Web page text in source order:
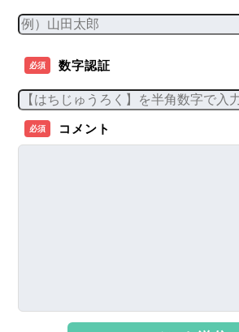
必須 数字認証
必須 コメント